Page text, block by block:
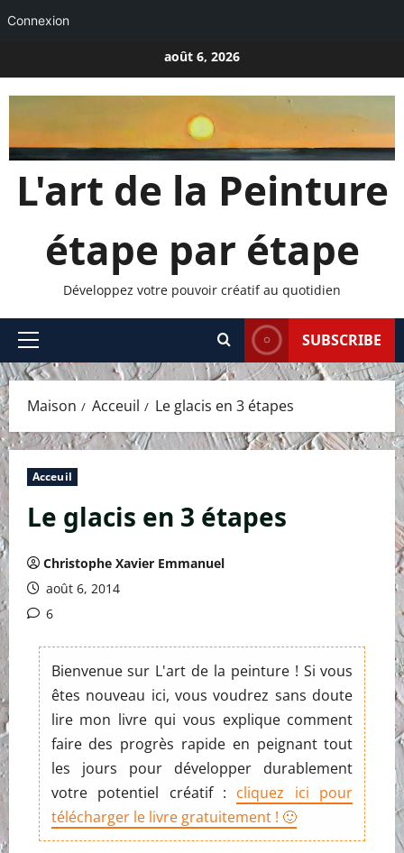
Connexion
au
contenu
août 6, 2026
L'art de la Peinture
étape par étape
Développez votre pouvoir créatif au quotidien
Menu
principal
SUBSCRIBE
Maison Acceuil Le glacis en 3 étapes
Acceuil
Le glacis en 3 étapes
Christophe Xavier Emmanuel
août 6, 2014
6
Bienvenue sur L'art de la peinture ! Si vous
êtes nouveau ici, vous voudrez sans doute
lire mon livre qui vous explique comment
faire des progrès rapide en peignant tout
les jours pour développer durablement
votre potentiel créatif : cliquez ici pour
télécharger le livre gratuitement ! 🙂